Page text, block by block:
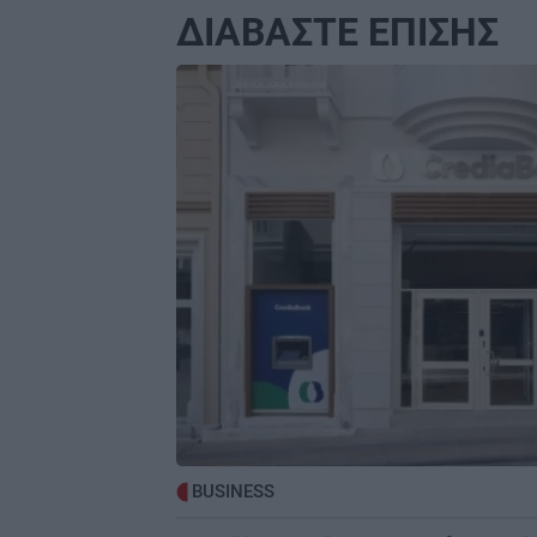
Εφιάλτης στη Ζάκυνθο: Οκτώ
GOSSIP - LIFESTYLE
ΑΘΛΗΤΙΚΑ
Ανακοίνωσε Ντιομαντέ η Ρεάλ
Μαδρίτης
ΕΛΛΑΔΑ
ΔΙΑΒΑΣΤΕ ΕΠΙΣΗΣ
Image
BUSINESS